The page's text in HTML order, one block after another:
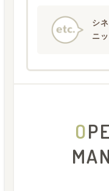
シ
ニ
O